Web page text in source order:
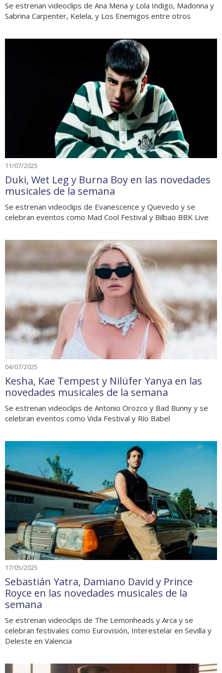
Se estrenan videoclips de Ana Mena y Lola Indigo, Madonna y
Sabrina Carpenter, Kelela, y Los Enemigos entre otros
11/07/2025
Duki, Wet Leg y Burna Boy en las novedades
musicales de la semana
Se estrenan videoclips de Evanescence y Quevedo y se
celebran eventos como Mad Cool Festival y Bilbao BBK Live
04/07/2025
Kesha, Kae Tempest y Nilüfer Yanya en las
novedades musicales de la semana
Se estrenan videoclips de Antonio Orozco y Bad Bunny y se
celebran eventos como Vida Festival y Río Babel
17/05/2025
Sebastián Yatra, Damiano David y Prince
Royce en las novedades musicales de la
semana
Se estrenan videoclips de The Lemonheads y Arca y se
celebran festivales como Eurovisión, Interestelar en Sevilla y
Deleste en Valencia